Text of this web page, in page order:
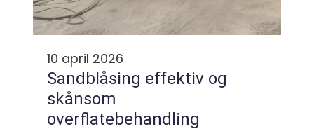
10 april 2026
Sandblåsing effektiv og
skånsom
overflatebehandling